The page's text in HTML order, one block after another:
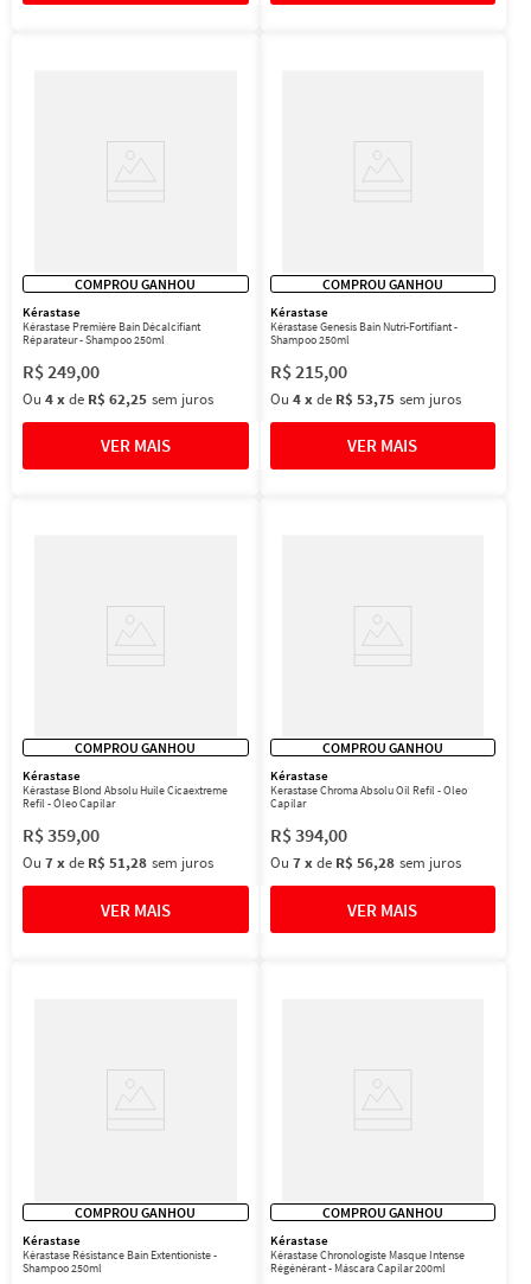
COMPROU GANHOU
Kérastase
Kérastase Première Bain Décalcifiant
Réparateur - Shampoo 250ml
R$249,00
Ou 4xde R$ 62,25 sem juros
COMPROU GANHOU
Kérastase
Kérastase Genesis Bain Nutri-Fortifiant -
Shampoo 250ml
R$215,00
Ou 4 xde R$ 53,75 sem juros
COMPROU GANHOU
Kérastase
Kérastase Blond Absolu Huile Cicaextreme
Refil - Óleo Capilar
R$359,00
Ou 7xde R$ 51,28 sem juros
COMPROU GANHOU
Kérastase
Kerastase Chroma Absolu Oil Refil - Oleo
Capilar
R$394,00
Ou 7 xde R$ 56,28 sem juros
COMPROU GANHOU
Kérastase
Kérastase Résistance Bain Extentioniste -
Shampoo 250ml
COMPROU GANHOU
Kérastase
Kérastase Chronologiste Masque Intense
Régénérant - Máscara Capilar 200ml